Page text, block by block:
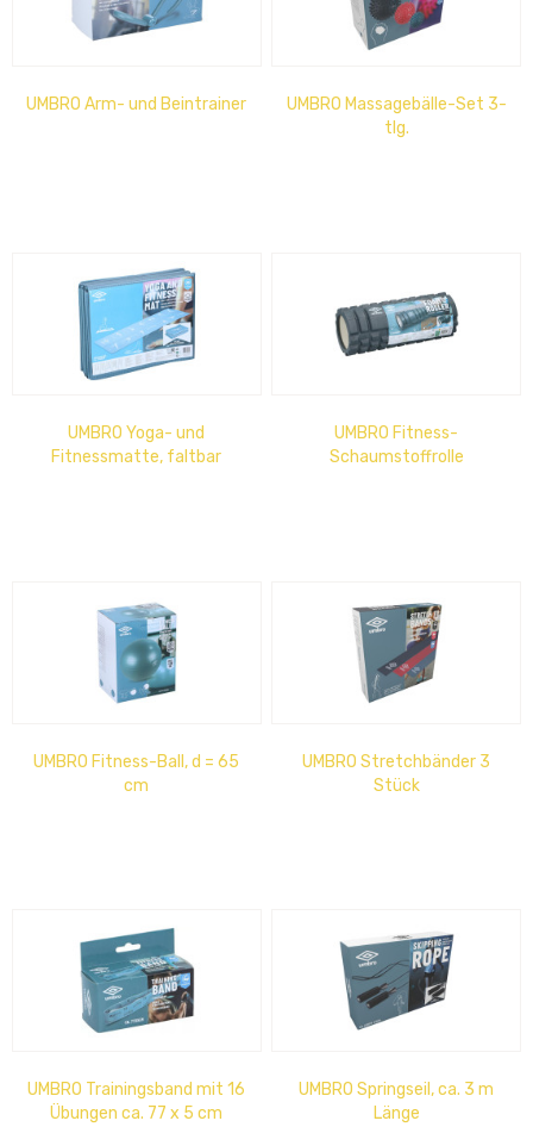
UMBRO Arm- und Beintrainer
UMBRO Massagebälle-Set 3-
tlg.
UMBRO Yoga- und
Fitnessmatte, faltbar
UMBRO Fitness-
Schaumstoffrolle
UMBRO Fitness-Ball, d = 65
cm
UMBRO Stretchbänder 3
Stück
UMBRO Trainingsband mit 16
Übungen ca. 77 x 5 cm
UMBRO Springseil, ca. 3 m
Länge